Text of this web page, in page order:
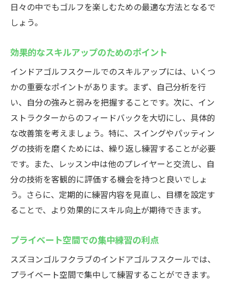
日々の中でもゴルフを楽しむための最適な方法となるで
しょう。
効果的なスキルアップのためのポイント
インドアゴルフスクールでのスキルアップには、いくつ
かの重要なポイントがあります。まず、自己分析を行
い、自分の強みと弱みを把握することです。次に、イン
ストラクターからのフィードバックを大切にし、具体的
な改善策を考えましょう。特に、スイングやパッティン
グの技術を磨くためには、繰り返し練習することが必要
です。また、レッスン中は他のプレイヤーと交流し、自
分の技術を客観的に評価する機会を持つと良いでしょ
う。さらに、定期的に練習内容を見直し、目標を設定す
ることで、より効果的にスキル向上が期待できます。
プライベート空間での集中練習の利点
スズヨンゴルフクラブのインドアゴルフスクールでは、
プライベート空間で集中して練習することができます。